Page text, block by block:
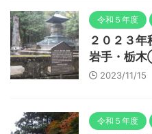
令和５年度
２０２３
岩手・栃
2023/11/15
令和５年度